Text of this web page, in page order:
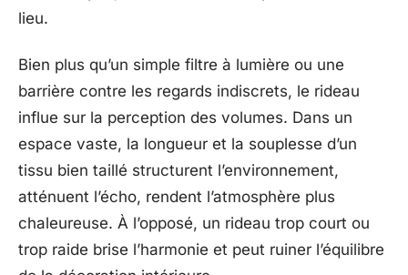
lieu.
Bien plus qu’un simple filtre à lumière ou une
barrière contre les regards indiscrets, le rideau
influe sur la perception des volumes. Dans un
espace vaste, la longueur et la souplesse d’un
tissu bien taillé structurent l’environnement,
atténuent l’écho, rendent l’atmosphère plus
chaleureuse. À l’opposé, un rideau trop court ou
trop raide brise l’harmonie et peut ruiner l’équilibre